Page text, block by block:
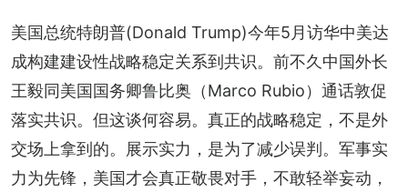
美国总统特朗普(Donald Trump)今年5月访华中美达
成构建建设性战略稳定关系到共识。前不久中国外长
王毅同美国国务卿鲁比奥（Marco Rubio）通话敦促
落实共识。但这谈何容易。真正的战略稳定，不是外
交场上拿到的。展示实力，是为了减少误判。军事实
力为先锋，美国才会真正敬畏对手，不敢轻举妄动，